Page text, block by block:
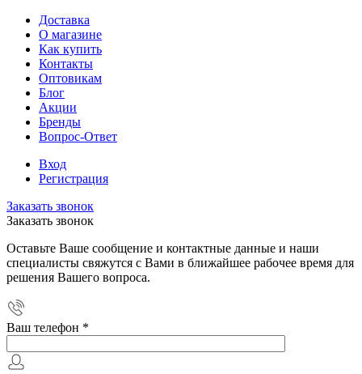
Доставка
О магазине
Как купить
Контакты
Оптовикам
Блог
Акции
Бренды
Вопрос-Ответ
Вход
Регистрация
Заказать звонок
Заказать звонок
Оставьте Ваше сообщение и контактные данные и наши
специалисты свяжутся с Вами в ближайшее рабочее время для
решения Вашего вопроса.
Ваш телефон *